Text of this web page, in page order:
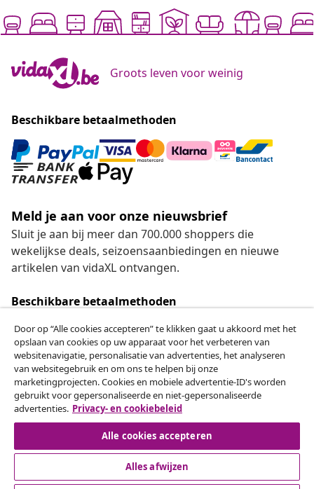
Groots leven voor weinig
Beschikbare betaalmethoden
Meld je aan voor onze nieuwsbrief
Sluit je aan bij meer dan 700.000 shoppers die
wekelijkse deals, seizoensaanbiedingen en nieuwe
artikelen van vidaXL ontvangen.
Beschikbare betaalmethoden
Herroeping van de overeenkomst
Een annulering voor je bestelling indienen
Herroeping van de overeenkomst
Klantenservice
Door op “Alle cookies accepteren” te klikken gaat u akkoord met het
opslaan van cookies op uw apparaat voor het verbeteren van
websitenavigatie, personalisatie van advertenties, het analyseren
van websitegebruik en om ons te helpen bij onze
marketingprojecten. Cookies en mobiele advertentie-ID's worden
gebruikt voor gepersonaliseerde en niet-gepersonaliseerde
advertenties. Privacy- en cookiebeleid
Alle cookies accepteren
Alles afwijzen